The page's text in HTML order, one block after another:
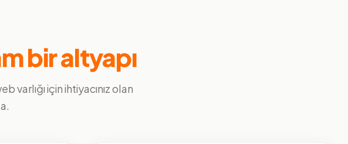
bir altyapı
varlığı için ihtiyacınız olan